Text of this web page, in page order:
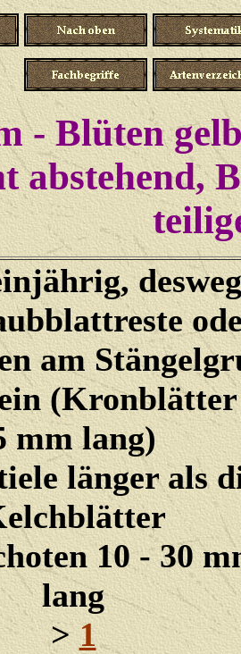
- Blüten
abstehend,
am
(Kronblätter
mm lang)
länger als
10 - 30
lang
>1